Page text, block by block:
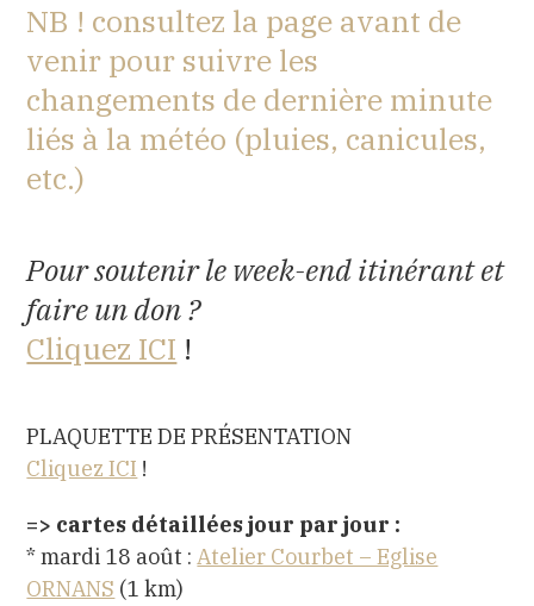
NB ! consultez la page avant de
venir pour suivre les
changements de dernière minute
liés à la météo (pluies, canicules,
etc.)
Pour soutenir le week-end itinérant et
faire un don ?
Cliquez ICI !
PLAQUETTE DE PRÉSENTATION
Cliquez ICI !
=> cartes détaillées jour par jour :
* mardi 18 août :Atelier Courbet – Eglise
ORNANS (1 km)